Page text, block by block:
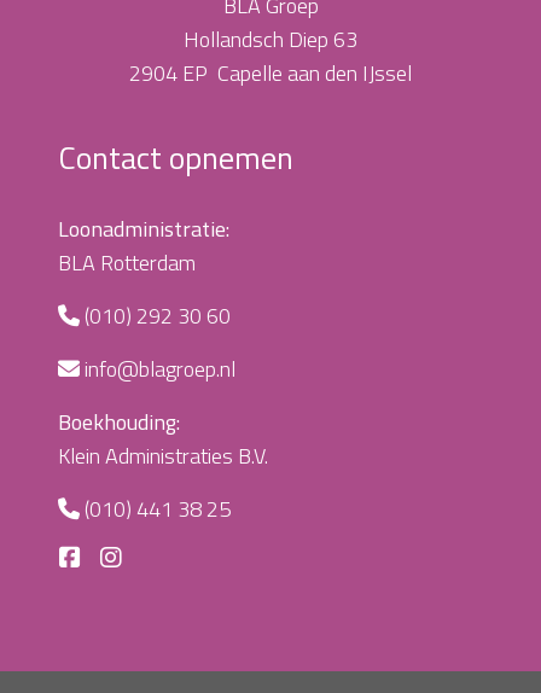
Hollandsch Diep 63
2904 EP Capelle aan den IJssel
Contact opnemen
Loonadministratie:
BLA Rotterdam
(010) 292 30 60
info@blagroep.nl
Boekhouding:
Klein Administraties B.V.
(010) 441 38 25